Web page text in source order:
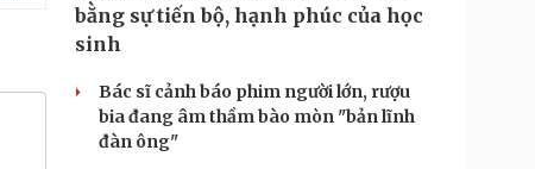
bằng sự tiến bộ, hạnh phúc của học
sinh
Bác sĩ cảnh báo phim người lớn, rượu
bia đang âm thầm bào mòn "bản lĩnh
đàn ông"